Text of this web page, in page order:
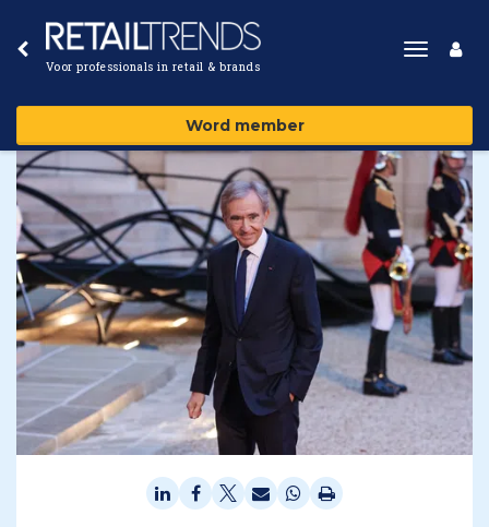
Voor professionals in retail & brands
Toggle
Word member